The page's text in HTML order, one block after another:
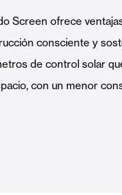
Screen ofrece
consciente y
de control solar
con un menor